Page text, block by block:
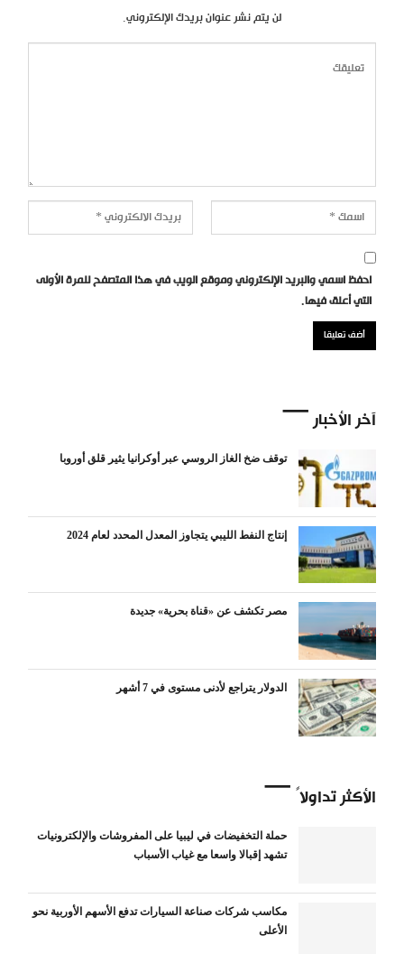
لن يتم نشر عنوان بريدك الإلكتروني.
احفظ اسمي والبريد الإلكتروني وموقع الويب في هذا المتصفح للمرة الأولى
التي أعلق فيها.
آخر الأخبار
توقف ضخ الغاز الروسي عبر أوكرانيا يثير قلق أوروبا
إنتاج النفط الليبي يتجاوز المعدل المحدد لعام 2024
مصر تكشف عن «قناة بحرية» جديدة
الدولار يتراجع لأدنى مستوى في 7 أشهر
الأكثر تداولاً
حملة التخفيضات في ليبيا على المفروشات والإلكترونيات
تشهد إقبالا واسعا مع غياب الأسباب
مكاسب شركات صناعة السيارات تدفع الأسهم الأوربية نحو
الأعلى